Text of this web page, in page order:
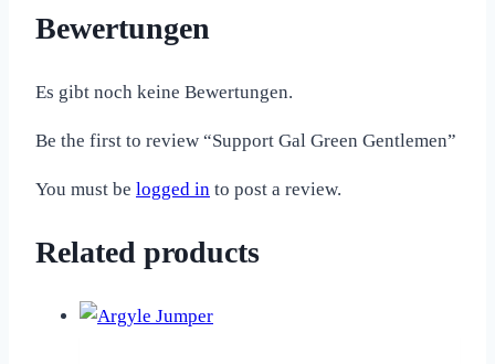
Bewertungen
Es gibt noch keine Bewertungen.
Be the first to review “Support Gal Green Gentlemen”
You must be logged in to post a review.
Related products